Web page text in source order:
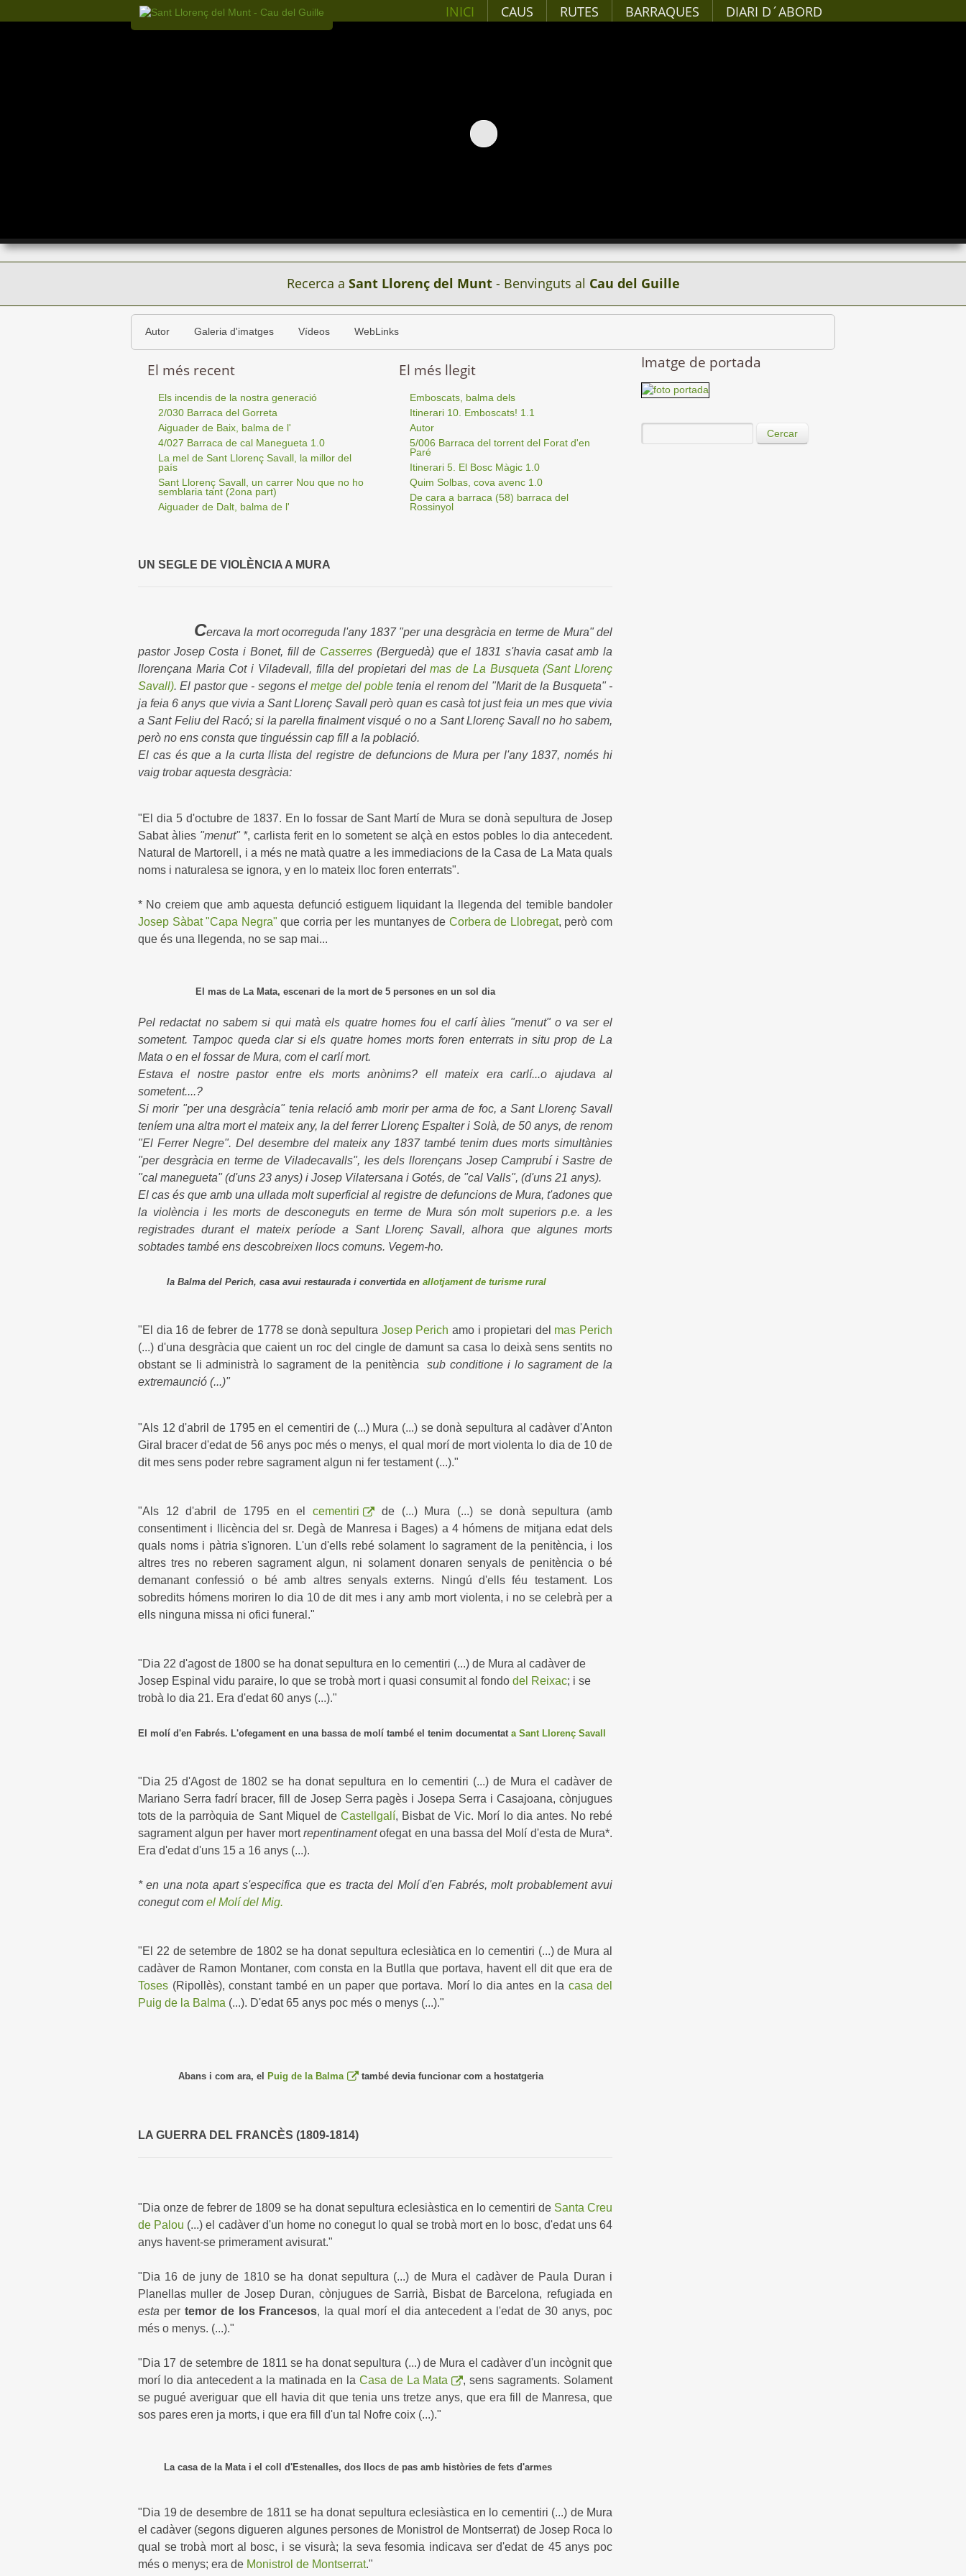
INICI CAUS RUTES BARRAQUES DIARI D´ABORD
Recerca a Sant Llorenç del Munt- Benvinguts al Cau del Guille
Autor Galeria d'imatges Vídeos WebLinks
Imatge de portada
Cercar
El més recent
Els incendis de la nostra generació
2/030 Barraca del Gorreta
Aiguader de Baix, balma de l'
4/027 Barraca de cal Manegueta 1.0
La mel de Sant Llorenç Savall, la millor del
país
Sant Llorenç Savall, un carrer Nou que no ho
semblaria tant (2ona part)
Aiguader de Dalt, balma de l'
El més llegit
Emboscats, balma dels
Itinerari 10. Emboscats! 1.1
Autor
5/006 Barraca del torrent del Forat d'en
Paré
Itinerari 5. El Bosc Màgic 1.0
Quim Solbas, cova avenc 1.0
De cara a barraca (58) barraca del
Rossinyol
UN SEGLE DE VIOLÈNCIA A MURA
Cercava la mort ocorreguda l'any 1837 "per una desgràcia en terme de Mura" del
pastor Josep Costa i Bonet, fill de Casserres (Berguedà) que el 1831 s'havia casat amb la
llorençana Maria Cot i Viladevall, filla del propietari delmas de La Busqueta (Sant Llorenç
Savall). El pastor que - segons elmetge del poble tenia el renom del "Marit de la Busqueta" -
ja feia 6 anys que vivia a Sant Llorenç Savall però quan es casà tot just feia un mes que vivia
a Sant Feliu del Racó; si la parella finalment visqué o no a Sant Llorenç Savall no ho sabem,
però no ens consta que tinguéssin cap fill a la població.
El cas és que a la curta llista del registre de defuncions de Mura per l'any 1837, només hi
vaig trobar aquesta desgràcia:
"El dia 5 d'octubre de 1837. En lo fossar de Sant Martí de Mura se donà sepultura de Josep
Sabat àlies "menut" *, carlista ferit en lo sometent se alçà en estos pobles lo dia antecedent.
Natural de Martorell, i a més ne matà quatre a les immediacions de la Casa de La Mata quals
noms i naturalesa se ignora, y en lo mateix lloc foren enterrats".
* No creiem que amb aquesta defunció estiguem liquidant la llegenda del temible bandoler
Josep Sàbat "Capa Negra" que corria per les muntanyes de Corbera de Llobregat, però com
que és una llegenda, no se sap mai...
El mas de La Mata, escenari de la mort de 5 persones en un sol dia
Pel redactat no sabem si qui matà els quatre homes fou el carlí àlies "menut" o va ser el
sometent. Tampoc queda clar si els quatre homes morts foren enterrats in situ prop de La
Mata o en el fossar de Mura, com el carlí mort.
Estava el nostre pastor entre els morts anònims? ell mateix era carlí...o ajudava al
sometent....?
Si morir "per una desgràcia" tenia relació amb morir per arma de foc, a Sant Llorenç Savall
teníem una altra mort el mateix any, la del ferrer Llorenç Espalter i Solà, de 50 anys, de renom
"El Ferrer Negre". Del desembre del mateix any 1837 també tenim dues morts simultànies
"per desgràcia en terme de Viladecavalls", les dels llorençans Josep Camprubí i Sastre de
"cal manegueta" (d'uns 23 anys) i Josep Vilatersana i Gotés, de "cal Valls", (d'uns 21 anys).
El cas és que amb una ullada molt superficial al registre de defuncions de Mura, t'adones que
la violència i les morts de desconeguts en terme de Mura són molt superiors p.e. a les
registrades durant el mateix període a Sant Llorenç Savall, alhora que algunes morts
sobtades també ens descobreixen llocs comuns. Vegem-ho.
la Balma del Perich, casa avui restaurada i convertida en allotjament de turisme rural
"El dia 16 de febrer de 1778 se donà sepultura Josep Perich amo i propietari del mas Perich
(...) d'una desgràcia que caient un roc del cingle de damunt sa casa lo deixà sens sentits no
obstant se li administrà lo sagrament de la penitènciasub conditione i lo sagrament de la
extremaunció (...)"
"Als 12 d'abril de 1795 en el cementiri de (...) Mura (...) se donà sepultura al cadàver d'Anton
Giral bracer d'edat de 56 anys poc més o menys, el qual morí de mort violenta lo dia de 10 de
dit mes sens poder rebre sagrament algun ni fer testament (...)."
"Als 12 d'abril de 1795 en elcementiri
de (...) Mura (...) se donà sepultura (amb
consentiment i llicència del sr. Degà de Manresa i Bages) a 4 hómens de mitjana edat dels
quals noms i pàtria s'ignoren. L'un d'ells rebé solament lo sagrament de la penitència, i los
altres tres no reberen sagrament algun, ni solament donaren senyals de penitència o bé
demanant confessió o bé amb altres senyals externs. Ningú d'ells féu testament. Los
sobredits hómens moriren lo dia 10 de dit mes i any amb mort violenta, i no se celebrà per a
ells ninguna missa ni ofici funeral."
"Dia 22 d'agost de 1800 se ha donat sepultura en lo cementiri (...) de Mura al cadàver de
Josep Espinal vidu paraire, lo que se trobà mort i quasi consumit al fondo del Reixac; i se
trobà lo dia 21. Era d'edat 60 anys (...)."
El molí d'en Fabrés. L'ofegament en una bassa de molí també el tenim documentat a Sant Llorenç Savall
"Dia 25 d'Agost de 1802 se ha donat sepultura en lo cementiri (...) de Mura el cadàver de
Mariano Serra fadrí bracer, fill de Josep Serra pagès i Josepa Serra i Casajoana, cònjugues
tots de la parròquia de Sant Miquel de Castellgalí, Bisbat de Vic. Morí lo dia antes. No rebé
sagrament algun per haver mortrepentinamentofegat en una bassa del Molí d'esta de Mura*.
Era d'edat d'uns 15 a 16 anys (...).
* en una nota apart s'especifica que es tracta del Molí d'en Fabrés, molt probablement avui
conegut com el Molí del Mig.
"El 22 de setembre de 1802 se ha donat sepultura eclesiàtica en lo cementiri (...) de Mura al
cadàver de Ramon Montaner, com consta en la Butlla que portava, havent ell dit que era de
Toses (Ripollès), constant també en un paper que portava. Morí lo dia antes en la casa del
Puig de la Balma (...). D'edat 65 anys poc més o menys (...)."
Abans i com ara, el Puig de la Balma també devia funcionar com a hostatgeria
LA GUERRA DEL FRANCÈS (1809-1814)
"Dia onze de febrer de 1809 se ha donat sepultura eclesiàstica en lo cementiri de Santa Creu
de Palou (...) el cadàver d'un home no conegut lo qual se trobà mort en lo bosc, d'edat uns 64
anys havent-se primerament avisurat."
"Dia 16 de juny de 1810 se ha donat sepultura (...) de Mura el cadàver de Paula Duran i
Planellas muller de Josep Duran, cònjugues de Sarrià, Bisbat de Barcelona, refugiada en
esta per temor de los Francesos, la qual morí el dia antecedent a l'edat de 30 anys, poc
més o menys. (...)."
"Dia 17 de setembre de 1811 se ha donat sepultura (...) de Mura el cadàver d'un incògnit que
morí lo dia antecedent a la matinada en la Casa de La Mata
, sens sagraments. Solament
se pugué averiguar que ell havia dit que tenia uns tretze anys, que era fill de Manresa, que
sos pares eren ja morts, i que era fill d'un tal Nofre coix (...)."
La casa de la Mata i el coll d'Estenalles, dos llocs de pas amb històries de fets d'armes
"Dia 19 de desembre de 1811 se ha donat sepultura eclesiàstica en lo cementiri (...) de Mura
el cadàver (segons digueren algunes persones de Monistrol de Montserrat) de Josep Roca lo
qual se trobà mort al bosc, i se visurà; la seva fesomia indicava ser d'edat de 45 anys poc
més o menys; era de Monistrol de Montserrat."